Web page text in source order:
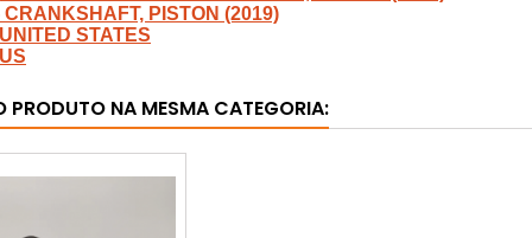
CRANKSHAFT, PISTON (2019)
STATES
PRODUTO NA MESMA CATEGORIA: